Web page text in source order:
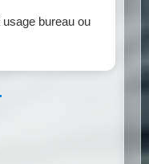
bureau ou